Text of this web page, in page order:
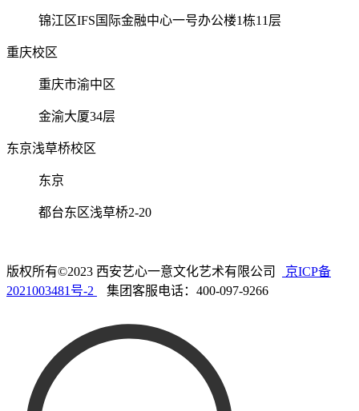
锦江区IFS国际金融中心一号办公楼1栋11层
重庆校区
重庆市渝中区
金渝大厦34层
东京浅草桥校区
东京
都台东区浅草桥2-20
版权所有©2023 西安艺心一意文化艺术有限公司
京ICP备
2021003481号-2
集团客服电话：400-097-9266